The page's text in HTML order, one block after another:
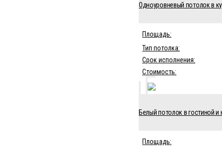
Одноуровневый потолок в
Площадь:
Тип потолка:
Срок исполнения:
Стоимость:
Белый потолок в гостиной
Площадь: